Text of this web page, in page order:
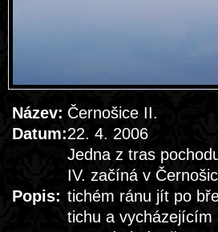
Název: Černošice II.
Datum:22. 4. 2006
Popis:
Jedna z tras
IV. začíná v
tichém ránu jít po
tichu a vycházejícím